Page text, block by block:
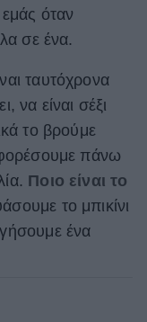
όταν
σε ένα.
ταυτόχρονα
να είναι σέξι
το βρούμε
πάνω
Ποιο είναι το
το μπικίνι
ένα